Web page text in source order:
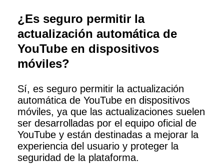
¿Es seguro permitir la
actualización automática de
YouTube en dispositivos
móviles?
Sí, es seguro permitir la actualización
automática de YouTube en dispositivos
móviles, ya que las actualizaciones suelen
ser desarrolladas por el equipo oficial de
YouTube y están destinadas a mejorar la
experiencia del usuario y proteger la
seguridad de la plataforma.